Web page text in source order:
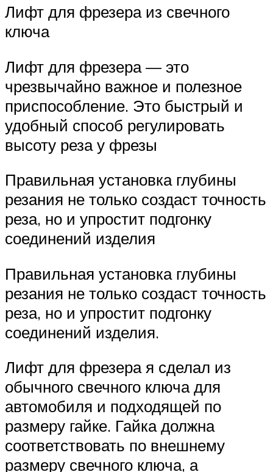
Лифт для фрезера из свечного
ключа
Лифт для фрезера — это
чрезвычайно важное и полезное
приспособление. Это быстрый и
удобный способ регулировать
высоту реза у фрезы
Правильная установка глубины
резания не только создаст точность
реза, но и упростит подгонку
соединений изделия
Правильная установка глубины
резания не только создаст точность
реза, но и упростит подгонку
соединений изделия.
Лифт для фрезера я сделал из
обычного свечного ключа для
автомобиля и подходящей по
размеру гайке. Гайка должна
соответствовать по внешнему
размеру свечного ключа, а